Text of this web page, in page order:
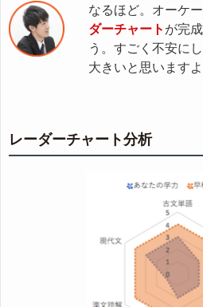
なるほど。オーケ
ダーチャート が完
う。すごく不安に
大きいと思いますよ
レーダーチャート分析